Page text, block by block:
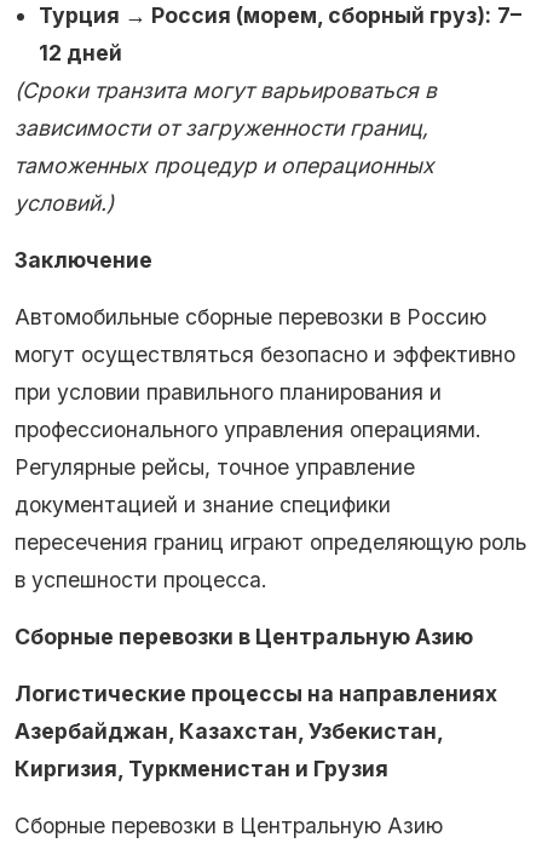
Турция → Россия (морем, сборный груз): 7–
12 дней
(Сроки транзита могут варьироваться в
зависимости от загруженности границ,
таможенных процедур и операционных
условий.)
Заключение
Автомобильные сборные перевозки в Россию
могут осуществляться безопасно и эффективно
при условии правильного планирования и
профессионального управления операциями.
Регулярные рейсы, точное управление
документацией и знание специфики
пересечения границ играют определяющую роль
в успешности процесса.
Сборные перевозки в Центральную Азию
Логистические процессы на направлениях
Азербайджан, Казахстан, Узбекистан,
Киргизия, Туркменистан и Грузия
Сборные перевозки в Центральную Азию